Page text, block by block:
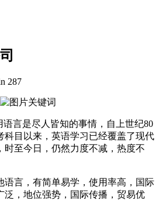
287
语言是尽人皆知的事情，自上世纪80
科目以来，英语学习已经覆盖了现代
时至今日，仍然力度不减，热度不
语言，有简单易学，使用率高，国际
泛，地位强势，国际传播，贸易优